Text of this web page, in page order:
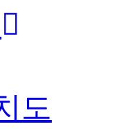
도